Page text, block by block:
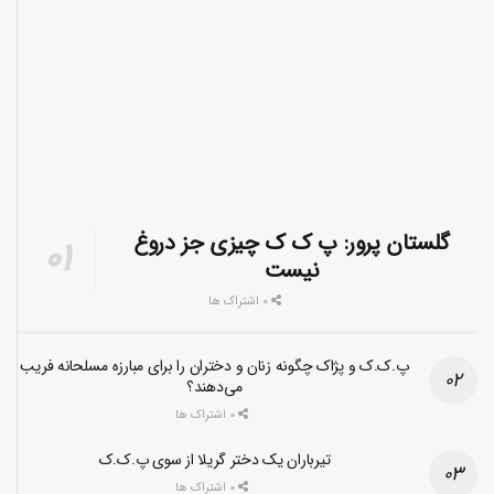
گلستان پرور: پ ک ک چیزی جز دروغ
نیست
پ.ک.ک و پژاک چگونه زنان و دختران را برای مبارزه مسلحانه فریب
می‌دهند؟
تیرباران یک دختر گریلا از سوی پ.ک.ک